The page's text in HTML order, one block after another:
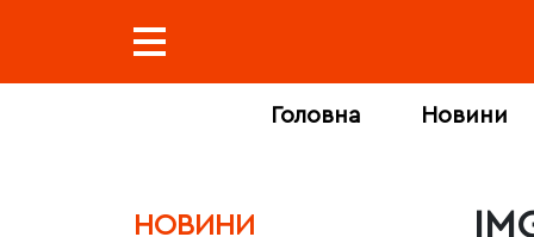
Головна Новини
НОВИНИ